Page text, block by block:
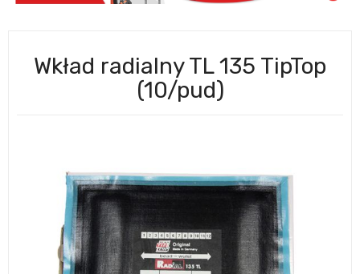
Wkład radialny TL 135 TipTop
(10/pud)